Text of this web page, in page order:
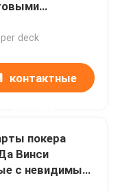
штриховой
покера
deck
контактные
покера
Винси
с невидимым